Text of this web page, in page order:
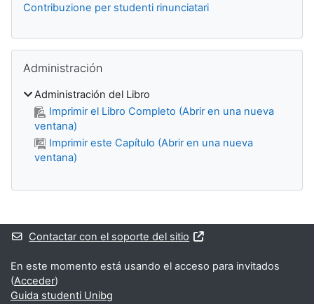
Contribuzione per studenti rinunciatari
Administración
Administración del Libro
Imprimir el Libro Completo (Abrir en una nueva
ventana)
Imprimir este Capítulo (Abrir en una nueva
ventana)
Bloques suplementarios
Contactar con el soporte del sitio
En este momento está usando el acceso para invitados
(Acceder)
Guida studenti Unibg